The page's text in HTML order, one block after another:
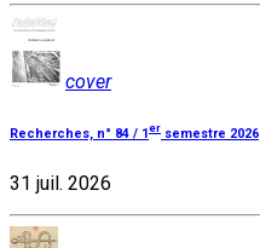
cover
Recherches, n° 84 / 1 er semestre 2026
31 juil. 2026